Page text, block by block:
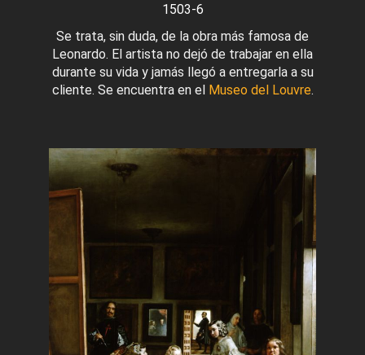
1503-6
Se trata, sin duda, de la obra más famosa de
Leonardo. El artista no dejó de trabajar en ella
durante su vida y jamás llegó a entregarla a su
cliente. Se encuentra en el Museo del Louvre.